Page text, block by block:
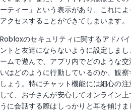
ーティー」という表示があり、これに
アクセスすることができてしまいます。
Robloxのセキュリティに関するアドバ
ントと友達にならないように設定しま
ームで遊んで、アプリ内でどのような
いはどのように行動しているのか、観
しょう。特にチャット機能には細心の
して、お子さんが安心してオンライン
うに会話する際はしっかりと耳を傾けま